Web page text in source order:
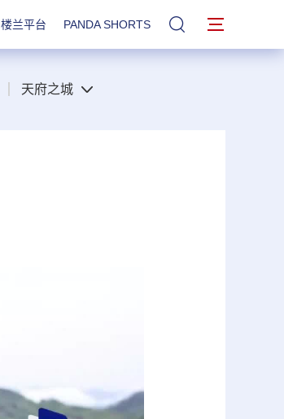
楼兰平台 PANDA SHORTS 站内搜索
天府之城